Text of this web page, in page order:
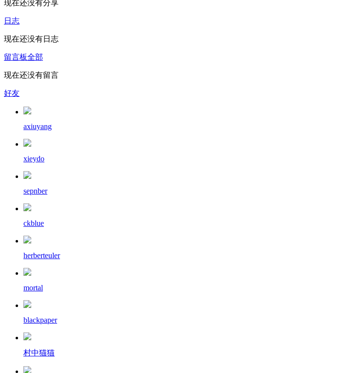
现在还没有分享
日志
现在还没有日志
留言板全部
现在还没有留言
好友
axiuyang
xieydo
sepnber
ckblue
herberteuler
mortal
blackpaper
村中猫猫